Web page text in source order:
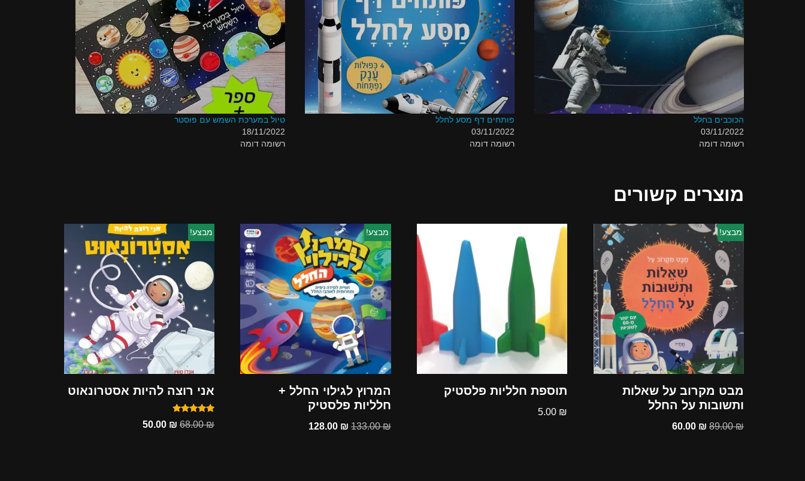
הכוכבים בחלל
03/11/2022
רשומה דומה
פותחים דף מסע לחלל
03/11/2022
רשומה דומה
טיול במערכת השמש עם פוסטר
18/11/2022
רשומה דומה
מוצרים קשורים
מבצע!
מבט מקרוב על שאלות
ותשובות על החלל
89.00₪
60.00 ₪
תוספת חלליות פלסטיק
5.00 ₪
מבצע!
המרוץ לגילוי החלל +
חלליות פלסטיק
133.00₪
128.00 ₪
מבצע!
אני רוצה להיות אסטרונאוט
דורג
5.00
68.00₪
50.00 ₪